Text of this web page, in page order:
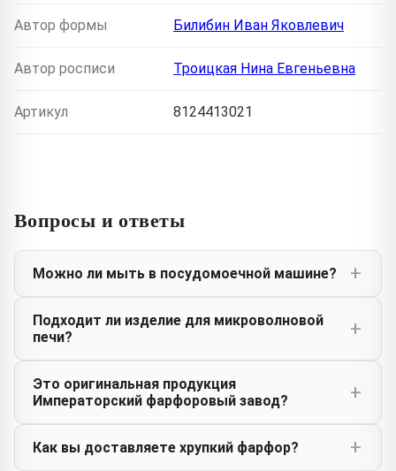
Автор формы Билибин Иван Яковлевич
Автор росписи Троицкая Нина Евгеньевна
Артикул 8124413021
Вопросы и ответы
Можно ли мыть в посудомоечной машине?
Подходит ли изделие для микроволновой
печи?
Это оригинальная продукция
Императорский фарфоровый завод?
Как вы доставляете хрупкий фарфор?